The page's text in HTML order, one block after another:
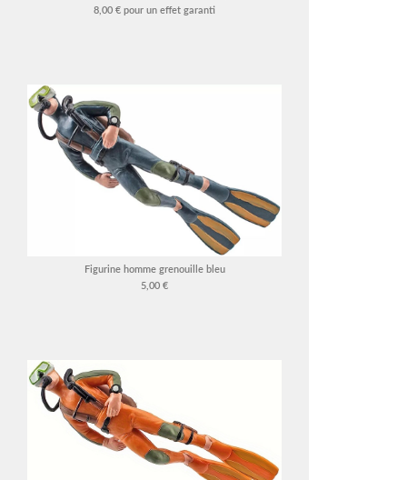
8,00 € pour un effet garanti
Figurine homme grenouille bleu
5,00 €